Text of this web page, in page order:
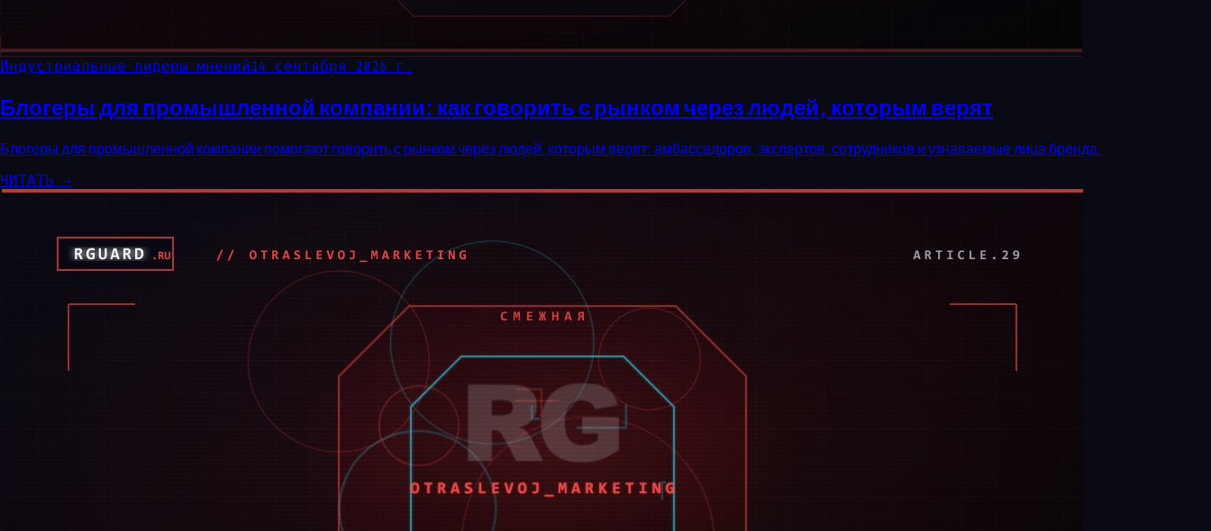
Индустриальные лидеры мнений14 сентября 2026 г.
Блогеры для промышленной компании: как говорить с рынком через людей, которым верят
Блогеры для промышленной компании помогают говорить с рынком через людей, которым верят: амбассадоров, экспертов, сотрудников и узнаваемые лица бренда.
ЧИТАТЬ →